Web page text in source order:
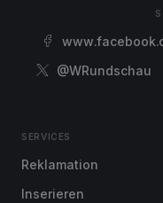
@WRundschau
SERVICES
Reklamation
Inserieren